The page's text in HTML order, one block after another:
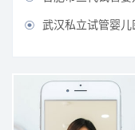
 武汉私立试管婴